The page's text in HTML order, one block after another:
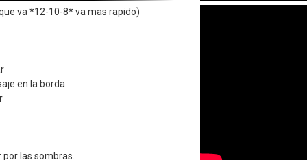
va *12-10-8* va mas rapido)
en la borda.
las sombras.